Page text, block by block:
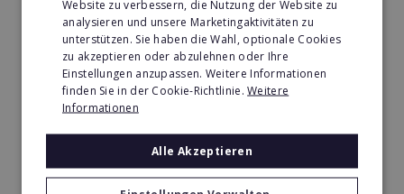
Adventsüberraschungen. Neben den beiden
Vorlesevideos erzählen Anna und Luisa in weiteren
Clips, wie sie zu Landessiegerinnen des
Vorlesewettbewerbs wurden und welche Bücher sie
besonders lieben.
Auf der Studienkreis-Website verraten die
Schülerinnen außerdem ihre zehn persönlichen
Website zu verbessern, die Nutzung der Website zu
analysieren und unsere Marketingaktivitäten zu
unterstützen. Sie haben die Wahl, optionale Cookies
zu akzeptieren oder abzulehnen oder Ihre
Einstellungen anzupassen. Weitere Informationen
finden Sie in der Cookie-Richtlinie.Weitere
Informationen
Alle Akzeptieren